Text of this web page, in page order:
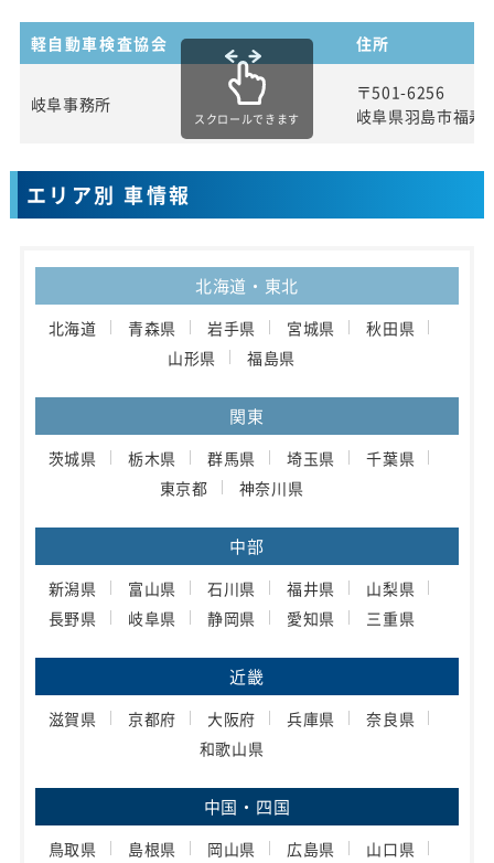
軽自動車検査協会 住所
岐阜事務所
〒501-6256
岐阜県羽島市福寿
スクロールできます
エリア別 車情報
北海道・東北
北海道 青森県 岩手県 宮城県
秋田県
山形県
福島県
関東
茨城県 栃木県 群馬県 埼玉県
千葉県
東京都
神奈川県
中部
新潟県 富山県 石川県 福井県
山梨県
長野県
岐阜県 静岡県 愛知県 三重県
近畿
滋賀県 京都府 大阪府 兵庫県
奈良県
和歌山県
中国・四国
鳥取県 島根県 岡山県 広島県
山口県